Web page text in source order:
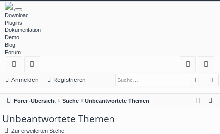
Download
Plugins
Dokumentation
Demo
Blog
Forum
ch
ne
llz
ug
or
en
m
el
ist
rie
Anmelden Registrieren
Foren-Übersicht Suche Unbeantwortete Themen
Unbeantwortete Themen
Zur erweiterten Suche